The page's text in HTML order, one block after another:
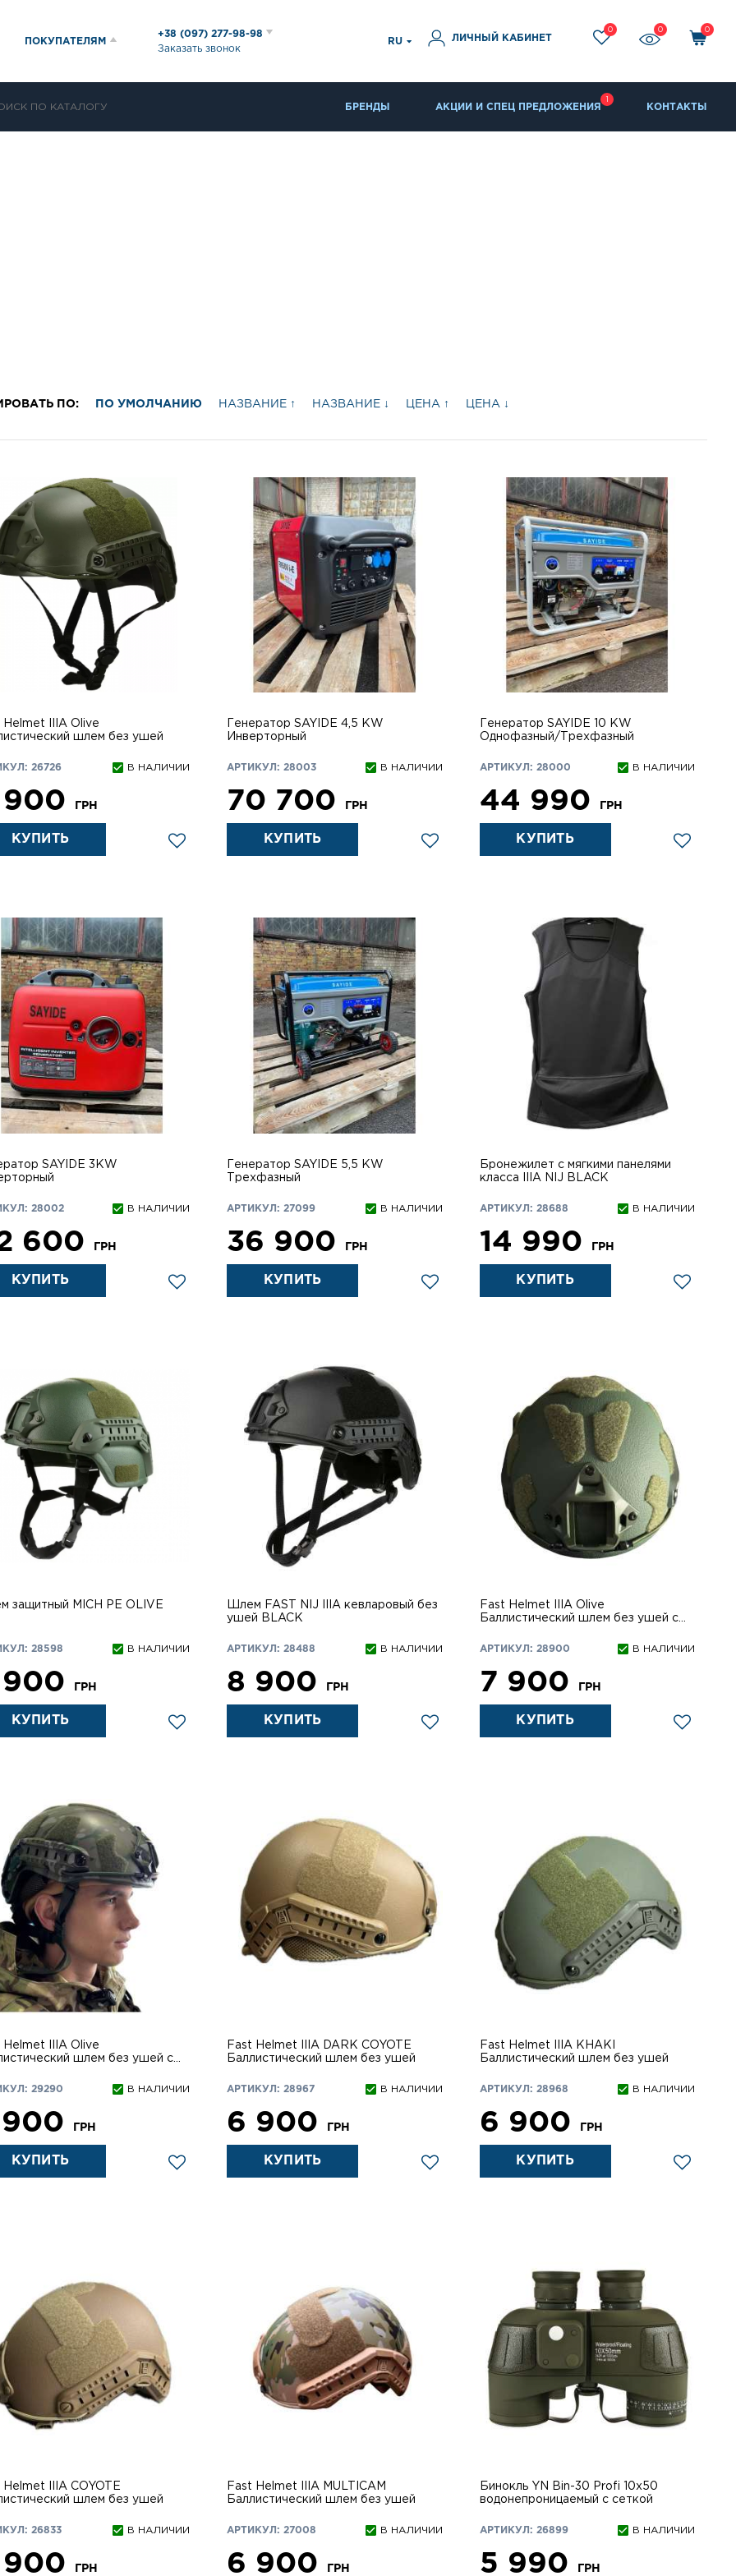
ПОКУПАТЕЛЯМ
+38 (097) 277-98-98
Заказать звонок
RU ЛИЧНЫЙ КАБИНЕТ
0 0 0
БРЕНДЫ АКЦИИ И СПЕЦ ПРЕДЛОЖЕНИЯ КОНТАКТЫ
ПО: ПО УМОЛЧАНИЮ НАЗВАНИЕ ↑ НАЗВАНИЕ ↓ ЦЕНА ↑ ЦЕНА ↓
Helmet IIIA Olive
шлем без ушей
26726 В НАЛИЧИИ
900 ГРН
КУПИТЬ
Генератор SAYIDE 4,5 KW
Инверторный
АРТИКУЛ: 28003 В НАЛИЧИИ
70 700 ГРН
КУПИТЬ
Генератор SAYIDE 10 KW
Однофазный/Трехфазный
АРТИКУЛ: 28000 В НАЛИЧИИ
44 990 ГРН
КУПИТЬ
SAYIDE 3KW
28002 В НАЛИЧИИ
600 ГРН
КУПИТЬ
Генератор SAYIDE 5,5 KW
Трехфазный
АРТИКУЛ: 27099 В НАЛИЧИИ
36 900 ГРН
КУПИТЬ
Бронежилет с мягкими панелями
класса IIIA NIJ BLACK
АРТИКУЛ: 28688 В НАЛИЧИИ
14 990 ГРН
КУПИТЬ
защитный MICH PE OLIVE
28598 В НАЛИЧИИ
ГРН
КУПИТЬ
Шлем FAST NIJ IIIA кевларовый без
ушей BLACK
АРТИКУЛ: 28488 В НАЛИЧИИ
8 900 ГРН
КУПИТЬ
Fast Helmet IIIA Olive
Баллистический шлем без ушей с
АРТИКУЛ: 28900 В НАЛИЧИИ
7 900 ГРН
КУПИТЬ
Helmet IIIA Olive
шлем без ушей с
29290 В НАЛИЧИИ
900 ГРН
КУПИТЬ
Fast Helmet IIIA DARK COYOTE
Баллистический шлем без ушей
АРТИКУЛ: 28967 В НАЛИЧИИ
6 900 ГРН
КУПИТЬ
Fast Helmet IIIA KHAKI
Баллистический шлем без ушей
АРТИКУЛ: 28968 В НАЛИЧИИ
6 900 ГРН
КУПИТЬ
Helmet IIIA COYOTE
шлем без ушей
26833 В НАЛИЧИИ
900 ГРН
Fast Helmet IIIA MULTICAM
Баллистический шлем без ушей
АРТИКУЛ: 27008 В НАЛИЧИИ
6 900 ГРН
Бинокль YN Bin-30 Profi 10х50
водонепроницаемый с сеткой
АРТИКУЛ: 26899 В НАЛИЧИИ
5 990 ГРН